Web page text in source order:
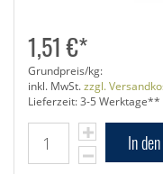
1,51 €*
Grundpreis/kg:
inkl. MwSt.zzgl.
Lieferzeit: 3-5 Werktage**
In